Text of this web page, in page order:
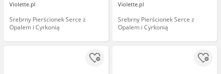
Violette.pl
Srebrny Pierścionek Serce z
Opalem i Cyrkonią
Violette.pl
Srebrny Pierścionek Serce z
Opalem i Cyrkonią